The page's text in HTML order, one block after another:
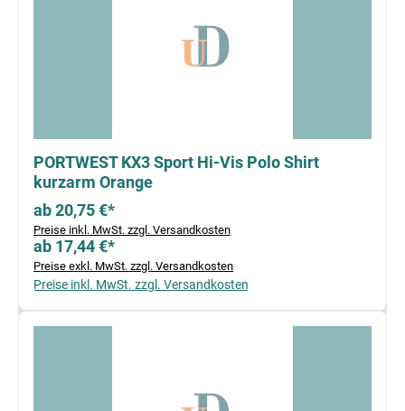
PORTWEST KX3 Sport Hi-Vis Polo Shirt
kurzarm Orange
ab 20,75 €*
Preise inkl. MwSt. zzgl. Versandkosten
ab 17,44 €*
Preise exkl. MwSt. zzgl. Versandkosten
Preise inkl. MwSt. zzgl. Versandkosten